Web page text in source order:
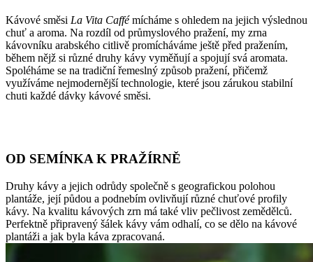
Kávové směsi La Vita Caffémícháme s ohledem na jejich výslednou
chuť a aroma. Na rozdíl od průmyslového pražení, my zrna
kávovníku arabského citlivě promícháváme ještě před pražením,
během nějž si různé druhy kávy vyměňují a spojují svá aromata.
Spoléháme se na tradiční řemeslný způsob pražení, přičemž
využíváme nejmodernější technologie, které jsou zárukou stabilní
chuti každé dávky kávové směsi.
OD SEMÍNKA K PRAŽÍRNĚ
Druhy kávy a jejich odrůdy společně s geografickou polohou
plantáže, její půdou a podnebím ovlivňují různé chuťové profily
kávy. Na kvalitu kávových zrn má také vliv pečlivost zemědělců.
Perfektně připravený šálek kávy vám odhalí, co se dělo na kávové
plantáži a jak byla káva zpracovaná.